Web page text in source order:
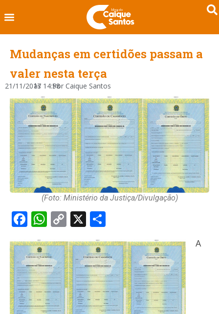
Mudanças em certidões passam a
valer nesta terça
21/11/2017
às 14:58
Por Caique Santos
(Foto: Ministério da Justiça/Divulgação)
Facebook
WhatsApp
Copy
Link
X
A